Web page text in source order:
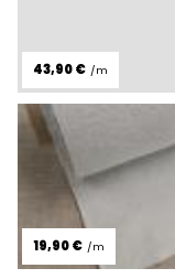
43,90 € /m
19,90 € /m